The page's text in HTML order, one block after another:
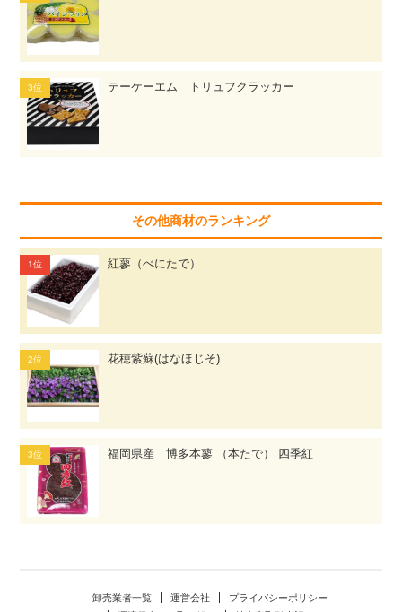
テーケーエム トリュフクラッカー
その他商材のランキング
紅蓼（べにたで）
花穂紫蘇(はなほじそ)
福岡県産 博多本蓼 （本たで） 四季紅
卸売業者一覧 運営会社
プライバシーポリシー